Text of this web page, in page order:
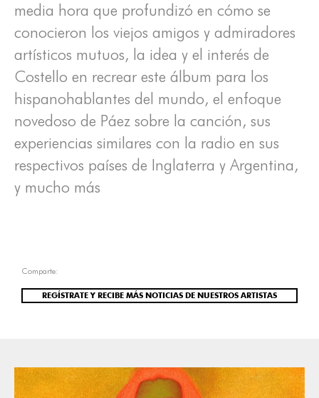
media hora que profundizó en cómo se
conocieron los viejos amigos y admiradores
artísticos mutuos, la idea y el interés de
Costello en recrear este álbum para los
hispanohablantes del mundo, el enfoque
novedoso de Páez sobre la canción, sus
experiencias similares con la radio en sus
respectivos países de Inglaterra y Argentina,
y mucho más
Comparte:
REGÍSTRATE Y RECIBE MÁS NOTICIAS DE NUESTROS ARTISTAS